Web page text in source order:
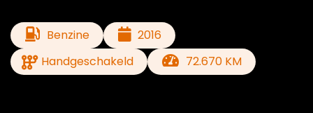
Benzine
2016
Handgeschakeld
72.670 KM